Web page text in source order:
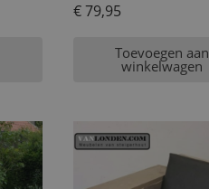
€79,95
Toevoegen aan
winkelwagen